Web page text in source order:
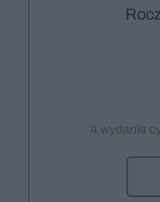
4 wydania